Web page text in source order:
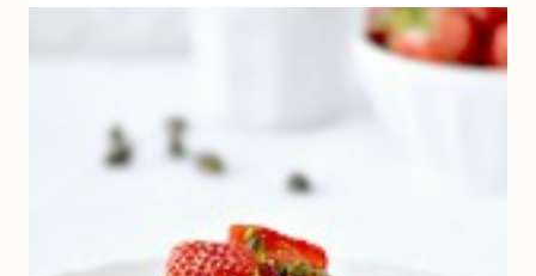
FRAISES